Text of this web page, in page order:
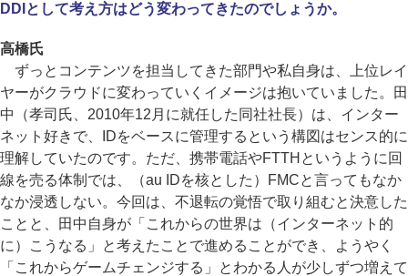
DDIとして考え方はどう変わってきたのでしょうか。
高橋氏
ずっとコンテンツを担当してきた部門や私自身は、上位レイ
ヤーがクラウドに変わっていくイメージは抱いていました。田
中（孝司氏、2010年12月に就任した同社社長）は、インター
ネット好きで、IDをベースに管理するという構図はセンス的に
理解していたのです。ただ、携帯電話やFTTHというように回
線を売る体制では、（au IDを核とした）FMCと言ってもなか
なか浸透しない。今回は、不退転の覚悟で取り組むと決意した
ことと、田中自身が「これからの世界は（インターネット的
に）こうなる」と考えたことで進めることができ、ようやく
「これからゲームチェンジする」とわかる人が少しずつ増えて